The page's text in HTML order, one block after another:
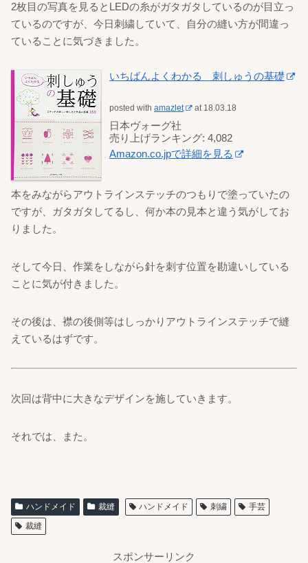
2枚目の写真を見るとLEDの糸がガタガタしているのが目立っ
ているのですが、今日刺繍していて、自分の縫い方が間違っ
ていることに気づきました。
いちばんよくわかる 刺しゅうの基礎
posted with amazlet at 18.03.18
日本ヴォーグ社
売り上げランキング: 4,082
Amazon.co.jpで詳細を見る
本をみながらアウトラインステッチのつもりで塗っていたの
ですが、ガタガタしてるし、何か本の見本と違う気がしてお
りました。
そして今日、作業をしながら針を刺す位置を勘違いしている
ことに気が付きました。
その後は、襟の後側等はしっかりアウトラインステッチで縫
えているはずです。
次回は背中に大きなデザインを施していきます。
それでは、また。
ハンドメイド 裁縫 ハンドメイド 刺繍
手芸
裁縫
スポンサーリンク